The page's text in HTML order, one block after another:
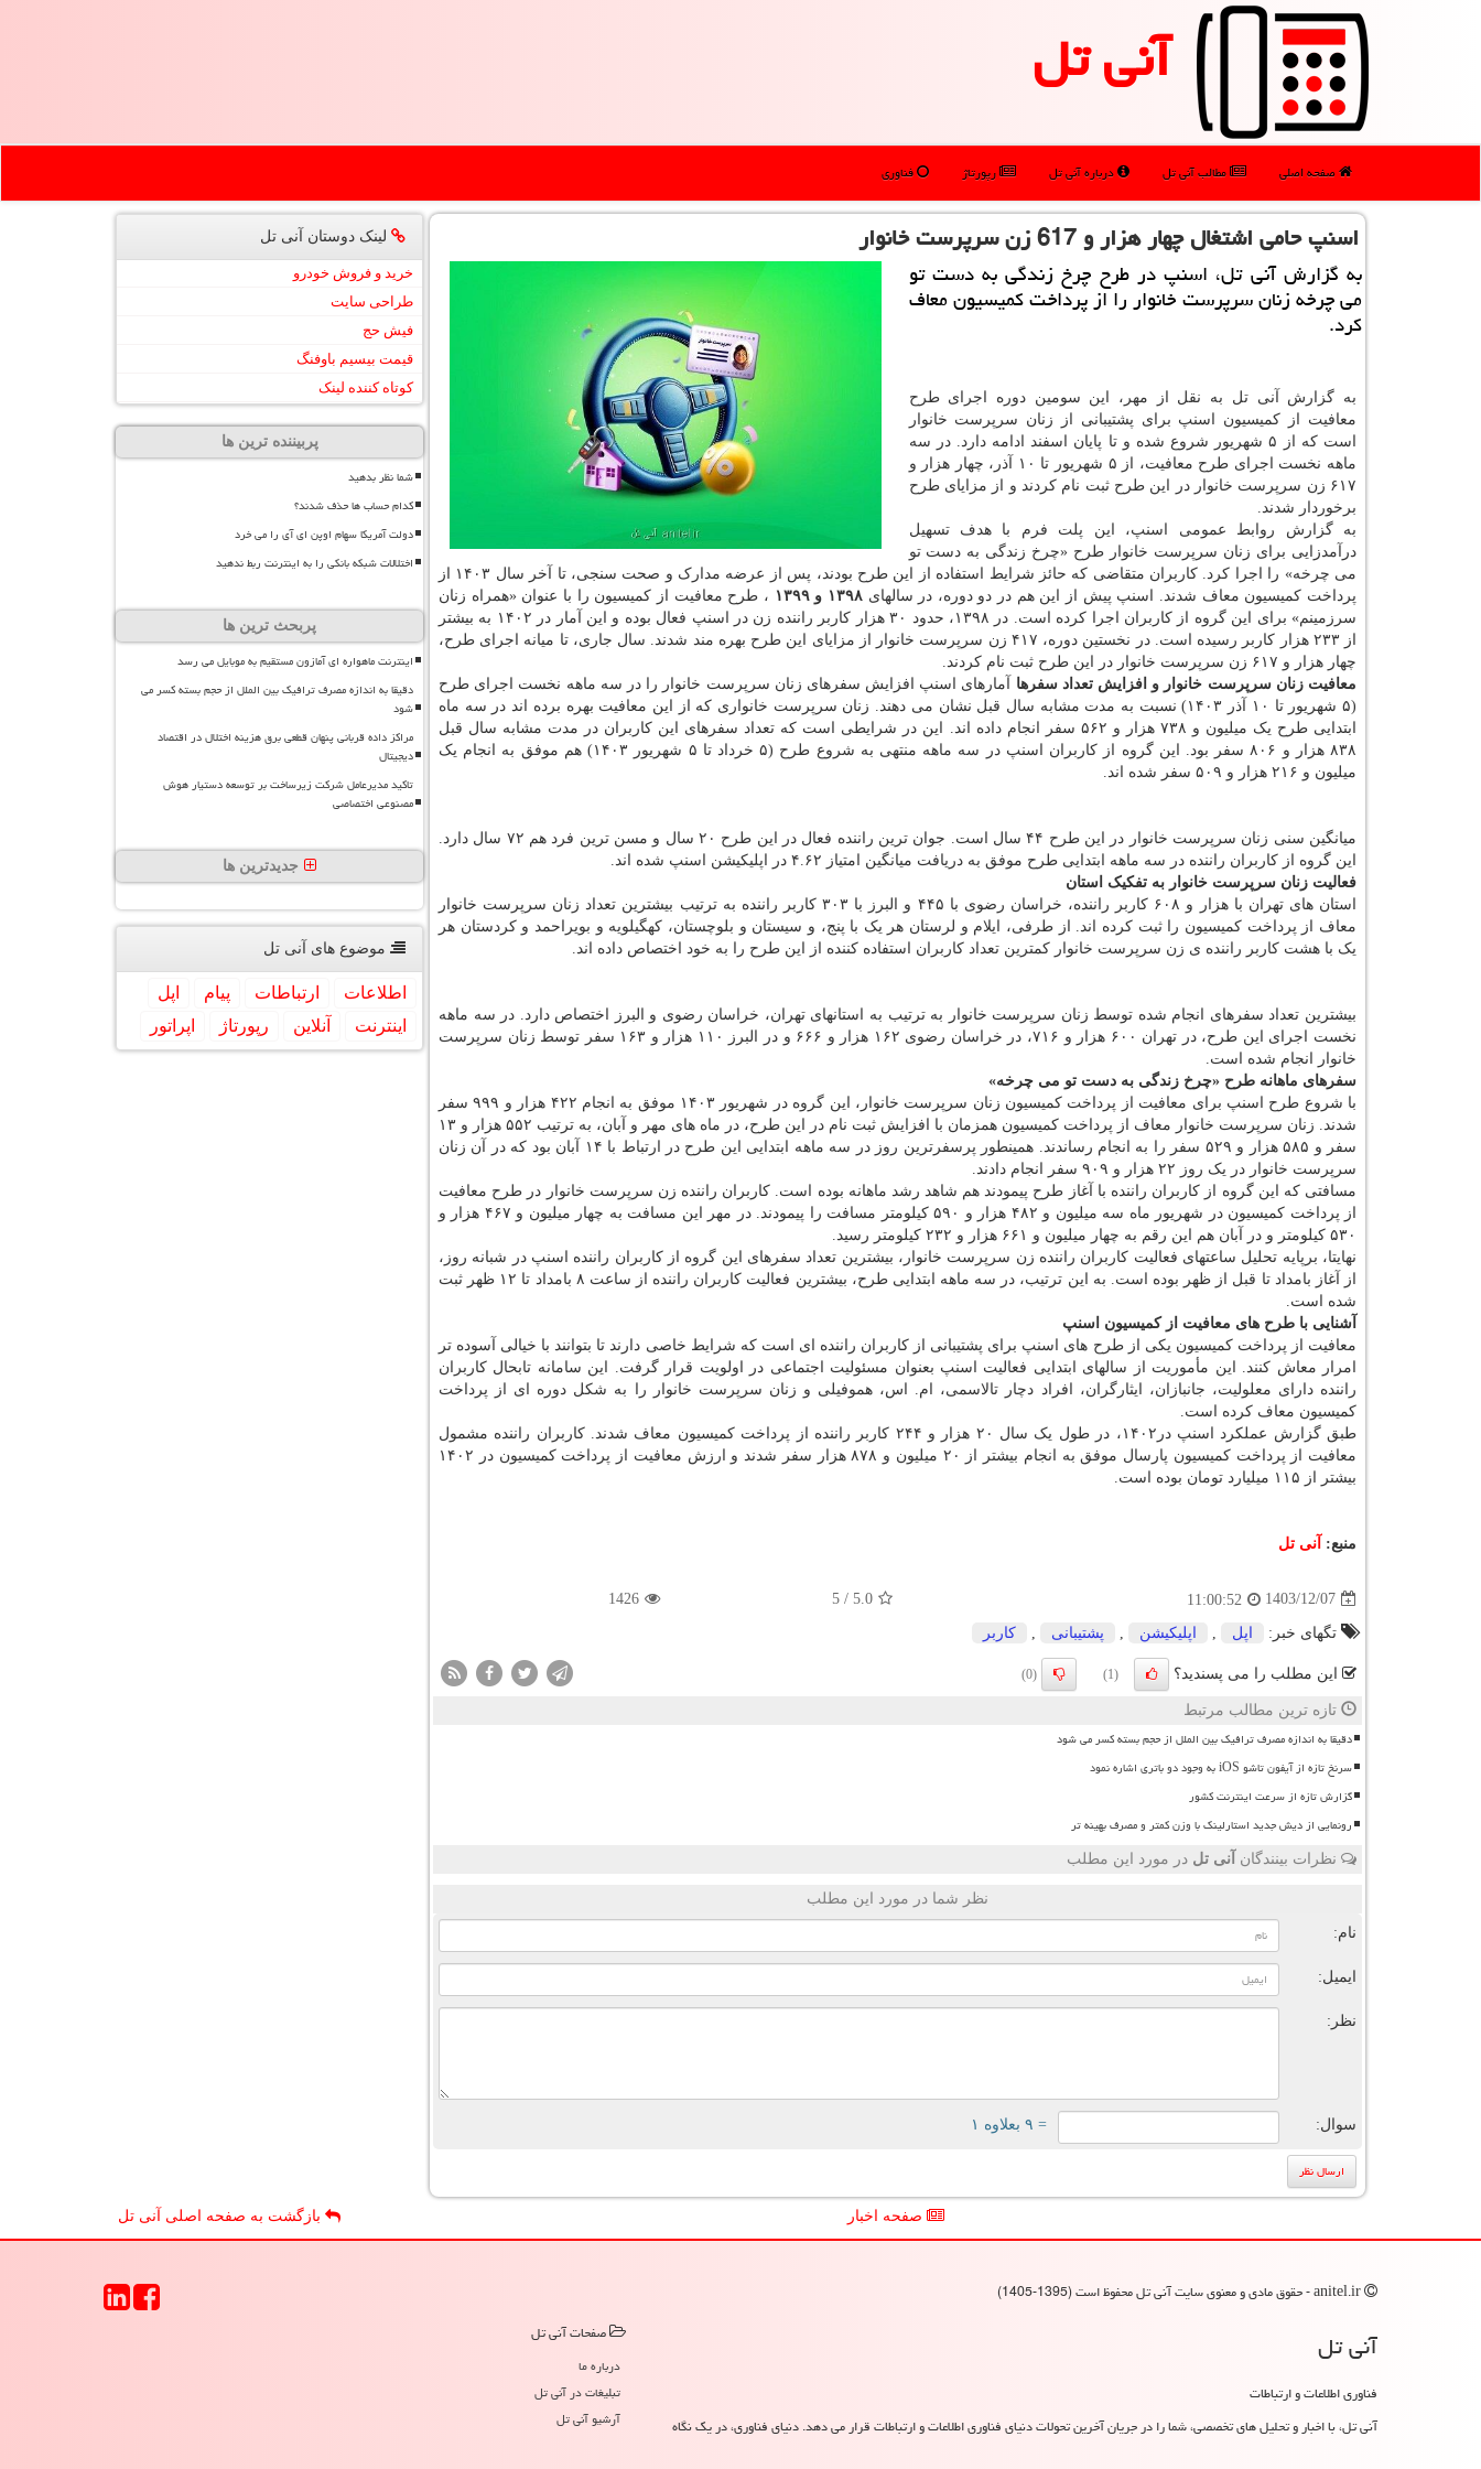
آنی تل
صفحه اصلی مطالب آنی تل درباره آنی تل رپورتاژ فناوری
اسنپ حامی اشتغال چهار هزار و 617 زن سرپرست خانوار
به گزارش آنی تل، اسنپ در طرح چرخ زندگی به دست تو
می چرخه زنان سرپرست خانوار را از پرداخت کمیسیون معاف
کرد.
به گزارش آنی تل به نقل از مهر، این سومین دوره اجرای طرح
معافیت از کمیسیون اسنپ برای پشتیبانی از زنان سرپرست خانوار
است که از ۵ شهریور شروع شده و تا پایان اسفند ادامه دارد. در سه
ماهه نخست اجرای طرح معافیت، از ۵ شهریور تا ۱۰ آذر، چهار هزار و
۶۱۷ زن سرپرست خانوار در این طرح ثبت نام کردند و از مزایای طرح
برخوردار شدند.
به گزارش روابط عمومی اسنپ، این پلت فرم با هدف تسهیل
درآمدزایی برای زنان سرپرست خانوار طرح «چرخ زندگی به دست تو
می چرخه» را اجرا کرد. کاربران متقاضی که حائز شرایط استفاده از این طرح بودند، پس از عرضه مدارک و صحت سنجی، تا آخر سال ۱۴۰۳ از
پرداخت کمیسیون معاف شدند. اسنپ پیش از این هم در دو دوره، در سالهای۱۳۹۸ و ۱۳۹۹
، طرح معافیت از کمیسیون را با عنوان «همراه زنان
سرزمینم» برای این گروه از کاربران اجرا کرده است. در ۱۳۹۸، حدود ۳۰ هزار کاربر راننده زن در اسنپ فعال بوده و این آمار در ۱۴۰۲ به بیشتر
از ۲۳۳ هزار کاربر رسیده است. در نخستین دوره، ۴۱۷ زن سرپرست خانوار از مزایای این طرح بهره مند شدند. سال جاری، تا میانه اجرای طرح،
چهار هزار و ۶۱۷ زن سرپرست خانوار در این طرح ثبت نام کردند.
معافیت زنان سرپرست خانوار و افزایش تعداد سفرها آمارهای اسنپ افزایش سفرهای زنان سرپرست خانوار را در سه ماهه نخست اجرای طرح
(۵ شهریور تا ۱۰ آذر ۱۴۰۳) نسبت به مدت مشابه سال قبل نشان می دهند. زنان سرپرست خانواری که از این معافیت بهره برده اند در سه ماه
ابتدایی طرح یک میلیون و ۷۳۸ هزار و ۵۶۲ سفر انجام داده اند. این در شرایطی است که تعداد سفرهای این کاربران در مدت مشابه سال قبل
۸۳۸ هزار و ۸۰۶ سفر بود. این گروه از کاربران اسنپ در سه ماهه منتهی به شروع طرح (۵ خرداد تا ۵ شهریور ۱۴۰۳) هم موفق به انجام یک
میلیون و ۲۱۶ هزار و ۵۰۹ سفر شده اند.
میانگین سنی زنان سرپرست خانوار در این طرح ۴۴ سال است. جوان ترین راننده فعال در این طرح ۲۰ سال و مسن ترین فرد هم ۷۲ سال دارد.
این گروه از کاربران راننده در سه ماهه ابتدایی طرح موفق به دریافت میانگین امتیاز ۴.۶۲ در اپلیکیشن اسنپ شده اند.
فعالیت زنان سرپرست خانوار به تفکیک استان
استان های تهران با هزار و ۶۰۸ کاربر راننده، خراسان رضوی با ۴۴۵ و البرز با ۳۰۳ کاربر راننده به ترتیب بیشترین تعداد زنان سرپرست خانوار
معاف از پرداخت کمیسیون را ثبت کرده اند. از طرفی، ایلام و لرستان هر یک با پنج، و سیستان و بلوچستان، کهگیلویه و بویراحمد و کردستان هر
یک با هشت کاربر راننده ی زن سرپرست خانوار کمترین تعداد کاربران استفاده کننده از این طرح را به خود اختصاص داده اند.
بیشترین تعداد سفرهای انجام شده توسط زنان سرپرست خانوار به ترتیب به استانهای تهران، خراسان رضوی و البرز اختصاص دارد. در سه ماهه
نخست اجرای این طرح، در تهران ۶۰۰ هزار و ۷۱۶، در خراسان رضوی ۱۶۲ هزار و ۶۶۶ و در البرز ۱۱۰ هزار و ۱۶۳ سفر توسط زنان سرپرست
خانوار انجام شده است.
سفرهای ماهانه طرح «چرخ زندگی به دست تو می چرخه»
با شروع طرح اسنپ برای معافیت از پرداخت کمیسیون زنان سرپرست خانوار، این گروه در شهریور ۱۴۰۳ موفق به انجام ۴۲۲ هزار و ۹۹۹ سفر
شدند. زنان سرپرست خانوار معاف از پرداخت کمیسیون همزمان با افزایش ثبت نام در این طرح، در ماه های مهر و آبان، به ترتیب ۵۵۲ هزار و ۱۳
سفر و ۵۸۵ هزار و ۵۲۹ سفر را به انجام رساندند. همینطور پرسفرترین روز در سه ماهه ابتدایی این طرح در ارتباط با ۱۴ آبان بود که در آن زنان
سرپرست خانوار در یک روز ۲۲ هزار و ۹۰۹ سفر انجام دادند.
مسافتی که این گروه از کاربران راننده با آغاز طرح پیمودند هم شاهد رشد ماهانه بوده است. کاربران راننده زن سرپرست خانوار در طرح معافیت
از پرداخت کمیسیون در شهریور ماه سه میلیون و ۴۸۲ هزار و ۵۹۰ کیلومتر مسافت را پیمودند. در مهر این مسافت به چهار میلیون و ۴۶۷ هزار و
۵۳۰ کیلومتر و در آبان هم این رقم به چهار میلیون و ۶۶۱ هزار و ۲۳۲ کیلومتر رسید.
نهایتا، برپایه تحلیل ساعتهای فعالیت کاربران راننده زن سرپرست خانوار، بیشترین تعداد سفرهای این گروه از کاربران راننده اسنپ در شبانه روز،
از آغاز بامداد تا قبل از ظهر بوده است. به این ترتیب، در سه ماهه ابتدایی طرح، بیشترین فعالیت کاربران راننده از ساعت ۸ بامداد تا ۱۲ ظهر ثبت
شده است.
آشنایی با طرح های معافیت از کمیسیون اسنپ
معافیت از پرداخت کمیسیون یکی از طرح های اسنپ برای پشتیبانی از کاربران راننده ای است که شرایط خاصی دارند تا بتوانند با خیالی آسوده تر
امرار معاش کنند. این مأموریت از سالهای ابتدایی فعالیت اسنپ بعنوان مسئولیت اجتماعی در اولویت قرار گرفت. این سامانه تابحال کاربران
راننده دارای معلولیت، جانبازان، ایثارگران، افراد دچار تالاسمی، ام. اس، هموفیلی و زنان سرپرست خانوار را به شکل دوره ای از پرداخت
کمیسیون معاف کرده است.
طبق گزارش عملکرد اسنپ در۱۴۰۲، در طول یک سال ۲۰ هزار و ۲۴۴ کاربر راننده از پرداخت کمیسیون معاف شدند. کاربران راننده مشمول
معافیت از پرداخت کمیسیون پارسال موفق به انجام بیشتر از ۲۰ میلیون و ۸۷۸ هزار سفر شدند و ارزش معافیت از پرداخت کمیسیون در ۱۴۰۲
بیشتر از ۱۱۵ میلیارد تومان بوده است.
منبع: آنی تل
1403/12/07
11:00:52
5.0
/
5
1426
تگهای خبر: اپل اپلیكیشن پشتیبانی كاربر
این مطلب را می پسندید؟ (1)
(0)
تازه ترین مطالب مرتبط
دقیقا به اندازه مصرف ترافیک بین الملل از حجم بسته کسر می شود
سرنخ تازه از آیفون تاشو iOS به وجود دو باتری اشاره نمود
گزارش تازه از سرعت اینترنت کشور
رونمایی از دیش جدید استارلینک با وزن کمتر و مصرف بهینه تر
نظرات بینندگان آنی تل در مورد این مطلب
نظر شما در مورد این مطلب
نام:
ایمیل:
نظر:
سوال: = ۹ بعلاوه ۱
لینک دوستان آنی تل
خرید و فروش خودرو
طراحی سایت
فیش حج
قیمت بیسیم باوفنگ
کوتاه کننده لینک
پربیننده ترین ها
شما نظر بدهید
کدام حساب ها حذف شدند؟
دولت آمریکا سهام اوپن ای آی را می خرد
اختلالات شبکه بانکی را به اینترنت ربط ندهید
پربحث ترین ها
اینترنت ماهواره ای آمازون مستقیم به موبایل می رسد
دقیقا به اندازه مصرف ترافیک بین الملل از حجم بسته کسر می
شود
مراکز داده قربانی پنهان قطعی برق هزینه اختلال در اقتصاد
دیجیتال
تاکید مدیرعامل شرکت زیرساخت بر توسعه دستیار هوش
مصنوعی اختصاصی
جدیدترین ها
موضوع های آنی تل
اطلاعات ارتباطات پیام
اپل
اینترنت
آنلاین رپورتاژ اپراتور
صفحه اخبار بازگشت به صفحه اصلی آنی تل
آنی تل
فناوری اطلاعات و ارتباطات
آنی تل، با اخبار و تحلیل های تخصصی، شما را در جریان آخرین تحولات دنیای فناوری اطلاعات و ارتباطات قرار می دهد. دنیای فناوری، در یک نگاه
صفحات آنی تل
درباره ما
تبلیغات در آنی تل
آرشیو آنی تل